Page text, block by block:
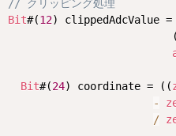
// クリッピング処理
Bit#(12) clippedAdcValue =
Bit#(24) coordinate = ((
-
/